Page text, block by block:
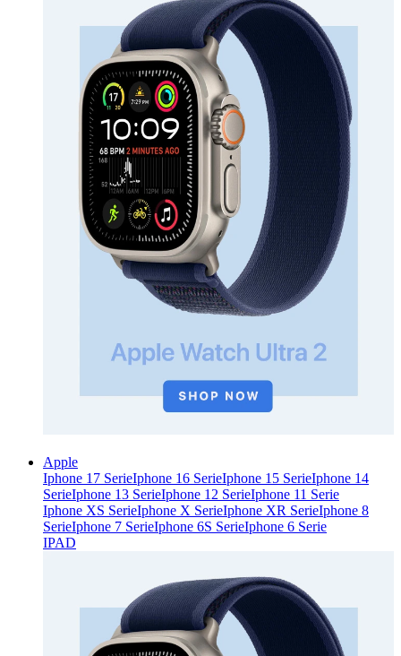
Apple
Iphone 17 SerieIphone 16 SerieIphone 15 SerieIphone 14
SerieIphone 13 SerieIphone 12 SerieIphone 11 Serie
Iphone XS SerieIphone X SerieIphone XR SerieIphone 8
SerieIphone 7 SerieIphone 6S SerieIphone 6 Serie
IPAD